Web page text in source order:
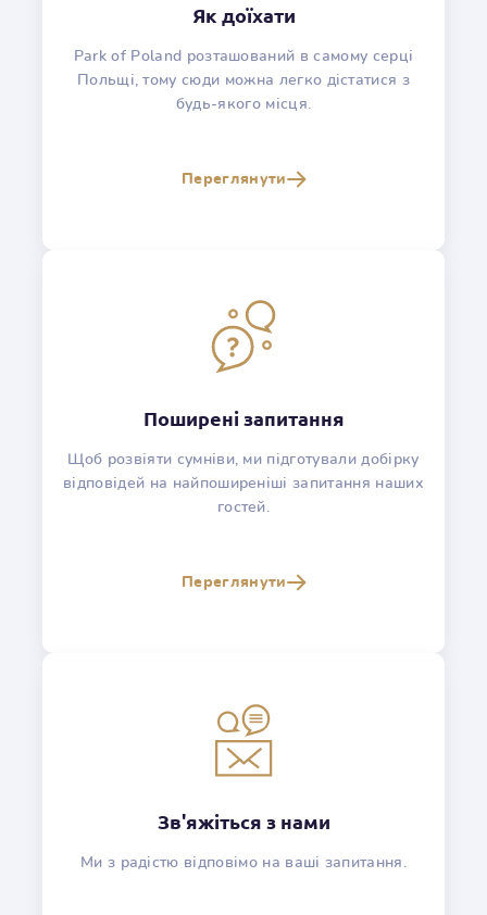
Як доїхати
Park of Poland розташований в самому серці
Польщі, тому сюди можна легко дістатися з
будь-якого місця.
Переглянути
Поширені запитання
Щоб розвіяти сумніви, ми підготували добірку
відповідей на найпоширеніші запитання наших
гостей.
Переглянути
Зв'яжіться з нами
Ми з радістю відповімо на ваші запитання.